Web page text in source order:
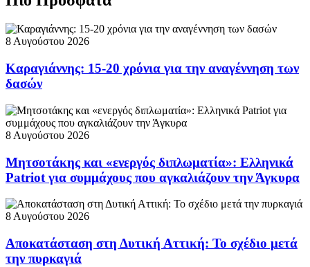
8 Αυγούστου 2026
Καραγιάννης: 15-20 χρόνια για την αναγέννηση των
δασών
8 Αυγούστου 2026
Μητσοτάκης και «ενεργός διπλωματία»: Ελληνικά
Patriot για συμμάχους που αγκαλιάζουν την Άγκυρα
8 Αυγούστου 2026
Αποκατάσταση στη Δυτική Αττική: Το σχέδιο μετά
την πυρκαγιά